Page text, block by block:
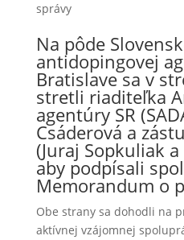
správy
Na pôde
antidopingovej
Bratislave sa v
stretli riaditeľka
agentúry SR
Csáderová a
(Juraj Sopkuliak
aby podpísali
Memorandum o
Obe strany sa dohodli na
aktívnej vzájomnej